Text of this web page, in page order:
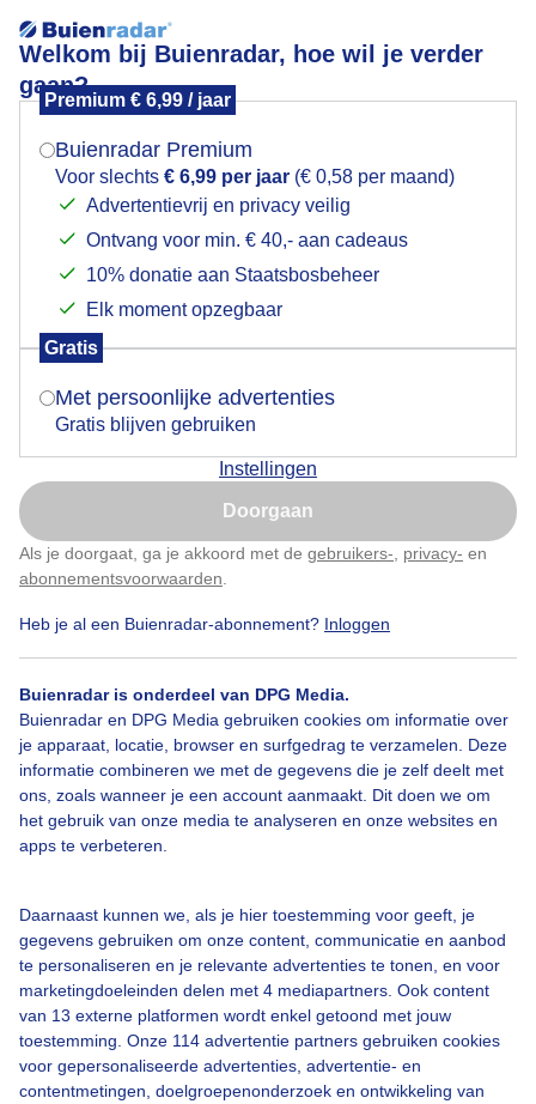
Welkom bij Buienradar, hoe wil je verder
gaan?
Premium € 6,99 / jaar
Buienradar Premium
Voor slechts € 6,99 per jaar (€ 0,58 per maand)
Advertentievrij en privacy veilig
Ontvang voor min. € 40,- aan cadeaus
10% donatie aan Staatsbosbeheer
Elk moment opzegbaar
Gratis
Met persoonlijke advertenties
Gratis blijven gebruiken
Instellingen
Doorgaan
Als je doorgaat, ga je akkoord met de gebruikers- privacy- en
abonnementsvoorwaarden
Heb je al een Buienradar-abonnement? Inloggen
Buienradar is onderdeel van DPG Media.
Buienradar en DPG Media gebruiken cookies om informatie over
je apparaat, locatie, browser en surfgedrag te verzamelen. Deze
informatie combineren we met de gegevens die je zelf deelt met
ons, zoals wanneer je een account aanmaakt. Dit doen we om
het gebruik van onze media te analyseren en onze websites en
apps te verbeteren.
Daarnaast kunnen we, als je hier toestemming voor geeft, je
gegevens gebruiken om onze content, communicatie en aanbod
te personaliseren en je relevante advertenties te tonen, en voor
marketingdoeleinden delen met 4 mediapartners. Ook content
van 13 externe platformen wordt enkel getoond met jouw
toestemming. Onze 114 advertentie partners gebruiken cookies
voor gepersonaliseerde advertenties, advertentie- en
contentmetingen, doelgroepenonderzoek en ontwikkeling van
Aan de horizon ontstaan ook stapelwolken
vaart z’n dagelijkse route tussen Rotterdam en
Dordrecht
Door: Maddy Koster Gemaakt: 09-09-2025, 66x bekeken
Bekijk slideshow
Een moment geduld aub...
Mogen we je locatie gebruiken voor het
Indien je hier nog geen akkoord op hebt gegeven,
verschijnt er zo een pop-up uit je browser waarin
Is goed, toon de popup
Nu niet, misschien later
Klik hierom dit aan te passen